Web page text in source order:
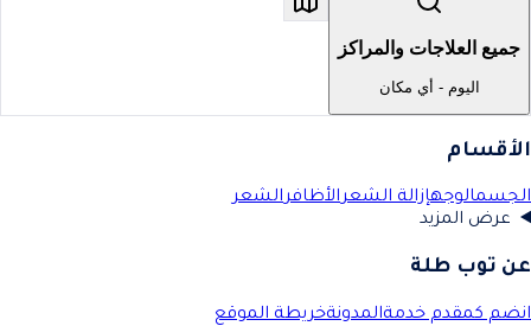
جميع العلاجات والمراكز
اليوم - أي مكان
الأقسام
الجسمالوجهإزالة الشعرالأظافرالشعر
عرض المزيد
عن توب طلة
انضم كمقدم خدمةالمدونةخريطة الموقع